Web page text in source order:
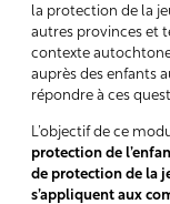
la protection de la
autres provinces et
contexte
auprès des enfants
répondre à ces
L’objectif de ce
protection de
de protection de la
s’appliquent aux